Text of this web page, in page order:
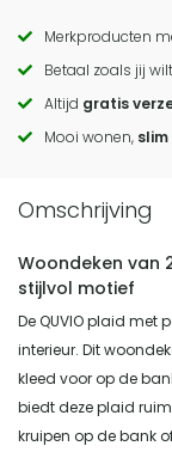
Call
to
actions
Merkproducten
Betaal zoals jij
Altijd gratis
Mooi wonen, slim
Woondeken van
stijlvol motief
De QUVIO plaid met
interieur. Dit
kleed voor op de
biedt deze plaid
kruipen op de bank